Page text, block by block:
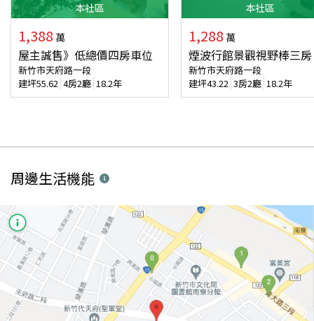
本社區
1,388 萬
屋主誠售》低總價四房車位
新竹市天府路一段
建坪55.62 4房2廳 18.2年
本社區
1,288 萬
煙波行館景觀視野棒三房
新竹市天府路一段
建坪43.22 3房2廳 18.2年
周邊生活機能